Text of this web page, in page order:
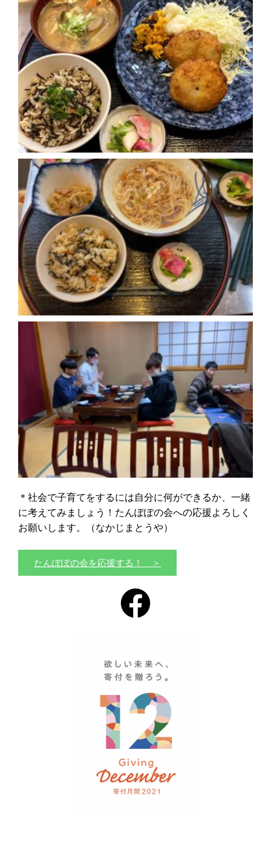
＊社会で子育てをするには自分に何ができるか、一緒
に考えてみましょう！たんぽぽの会への応援よろしく
お願いします。（なかじまとうや）
たんぽぽの会を応援する！ ＞